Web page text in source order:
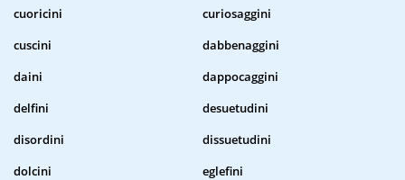
cuoricini
curiosaggini
cuscini
dabbenaggini
daini
dappocaggini
delfini
desuetudini
disordini
dissuetudini
dolcini
eglefini